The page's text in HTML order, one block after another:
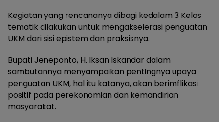
Kegiatan yang rencananya dibagi kedalam 3 Kelas
tematik dilakukan untuk mengakselerasi penguatan
UKM dari sisi epistem dan praksisnya.
Bupati Jeneponto, H. Iksan Iskandar dalam
sambutannya menyampaikan pentingnya upaya
penguatan UKM, hal itu katanya, akan berimflikasi
positif pada perekonomian dan kemandirian
masyarakat.